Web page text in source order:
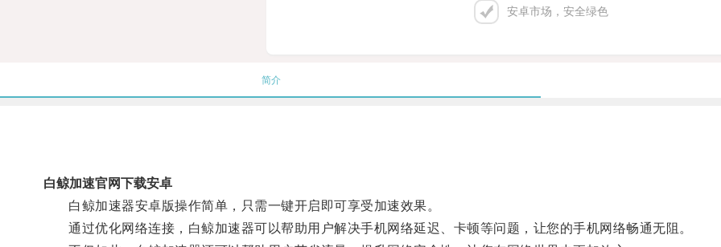
安卓市场，安全绿色
简介
白鲸加速官网下载安卓
白鲸加速器安卓版操作简单，只需一键开启即可享受加速效果。
通过优化网络连接，白鲸加速器可以帮助用户解决手机网络延迟、卡顿等问题，让您的手机网络畅通无阻。